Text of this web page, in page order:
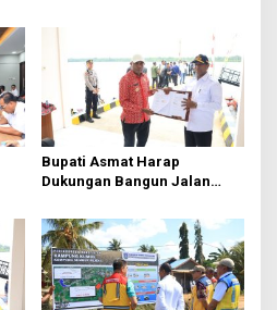
Bupati Asmat Harap
Dukungan Bangun Jalan